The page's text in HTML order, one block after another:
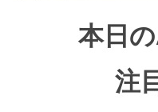
本日
注